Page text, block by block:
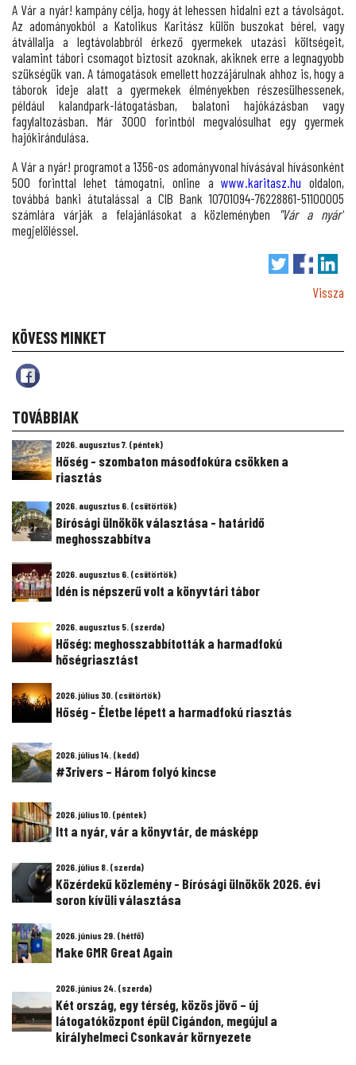
A Vár a nyár! kampány célja, hogy át lehessen hidalni ezt a távolságot.
Az adományokból a Katolikus Karitász külön buszokat bérel, vagy
átvállalja a legtávolabbról érkező gyermekek utazási költségeit,
valamint tábori csomagot biztosít azoknak, akiknek erre a legnagyobb
szükségük van. A támogatások emellett hozzájárulnak ahhoz is, hogy a
táborok ideje alatt a gyermekek élményekben részesülhessenek,
például kalandpark-látogatásban, balatoni hajókázásban vagy
fagylaltozásban. Már 3000 forintból megvalósulhat egy gyermek
hajókirándulása.
A Vár a nyár! programot a 1356-os adományvonal hívásával hívásonként
500 forinttal lehet támogatni, online awww.karitasz.hu oldalon,
továbbá banki átutalással a CIB Bank 10701094-76228861-51100005
számlára várják a felajánlásokat a közleményben "Vár a nyár"
megjelöléssel.
Vissza
KÖVESS MINKET
TOVÁBBIAK
2026. augusztus 7. (péntek)
Hőség - szombaton másodfokúra csökken a
riasztás
2026. augusztus 6. (csütörtök)
Bírósági ülnökök választása - határidő
meghosszabbítva
2026. augusztus 6. (csütörtök)
Idén is népszerű volt a könyvtári tábor
2026. augusztus 5. (szerda)
Hőség: meghosszabbították a harmadfokú
hőségriasztást
2026. július 30. (csütörtök)
Hőség - Életbe lépett a harmadfokú riasztás
2026. július 14. (kedd)
#3rivers – Három folyó kincse
2026. július 10. (péntek)
Itt a nyár, vár a könyvtár, de másképp
2026. július 8. (szerda)
Közérdekű közlemény - Bírósági ülnökök 2026. évi
soron kívüli választása
2026. június 29. (hétfő)
Make GMR Great Again
2026. június 24. (szerda)
Két ország, egy térség, közös jövő – új
látogatóközpont épül Cigándon, megújul a
királyhelmeci Csonkavár környezete